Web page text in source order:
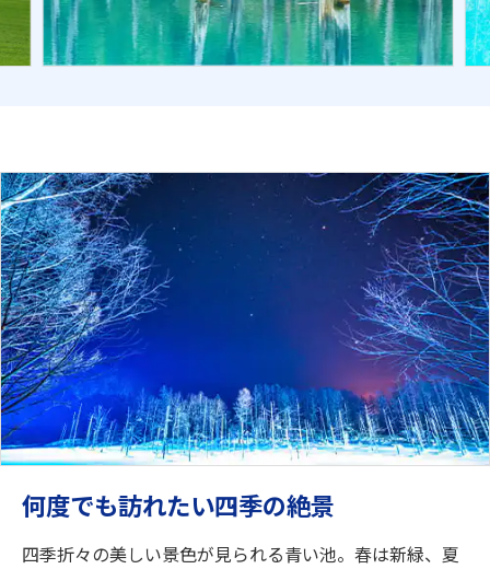
何度でも訪れたい四季の絶景
四季折々の美しい景色が見られる青い池。春は新緑、夏